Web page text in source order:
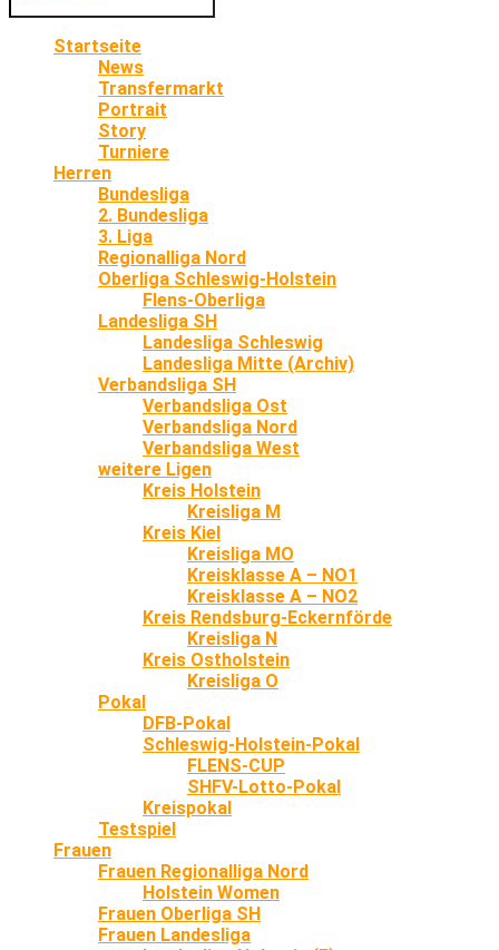
Startseite
News
Transfermarkt
Portrait
Story
Turniere
Herren
Bundesliga
2. Bundesliga
3. Liga
Regionalliga Nord
Oberliga Schleswig-Holstein
Flens-Oberliga
Landesliga SH
Landesliga Schleswig
Landesliga Mitte (Archiv)
Verbandsliga SH
Verbandsliga Ost
Verbandsliga Nord
Verbandsliga West
weitere Ligen
Kreis Holstein
Kreisliga M
Kreis Kiel
Kreisliga MO
Kreisklasse A – NO1
Kreisklasse A – NO2
Kreis Rendsburg-Eckernförde
Kreisliga N
Kreis Ostholstein
Kreisliga O
Pokal
DFB-Pokal
Schleswig-Holstein-Pokal
FLENS-CUP
SHFV-Lotto-Pokal
Kreispokal
Testspiel
Frauen
Frauen Regionalliga Nord
Holstein Women
Frauen Oberliga SH
Frauen Landesliga